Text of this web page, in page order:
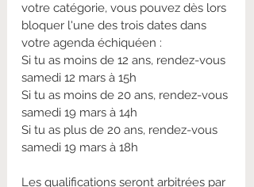
votre catégorie, vous pouvez dès lors
bloquer l'une des trois dates dans
votre agenda échiquéen :
Si tu as moins de 12 ans, rendez-vous
samedi 12 mars à 15h
Si tu as moins de 20 ans, rendez-vous
samedi 19 mars à 14h
Si tu as plus de 20 ans, rendez-vous
samedi 19 mars à 18h
Les qualifications seront arbitrées par